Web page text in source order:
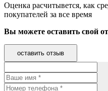
Оценка расчитывется, как
покупателей за все время
Вы можете оставить свой
оставить отзыв